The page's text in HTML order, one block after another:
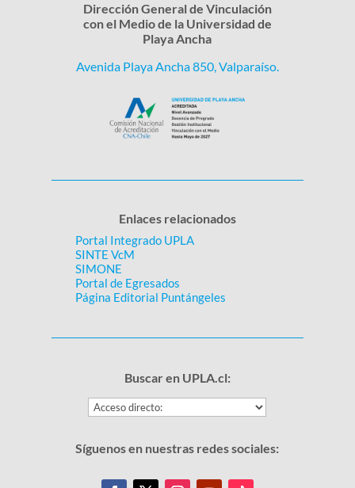
Dirección General de Vinculación
con el Medio de la Universidad de
Playa Ancha
Avenida Playa Ancha 850, Valparaíso.
Enlaces relacionados
Portal Integrado UPLA
SINTE VcM
SIMONE
Portal de Egresados
Página Editorial Puntángeles
Buscar en UPLA.cl:
Síguenos en nuestras redes sociales: